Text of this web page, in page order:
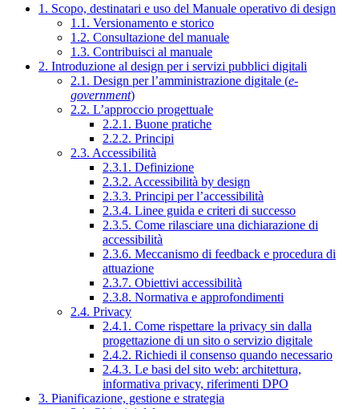
1. Scopo, destinatari e uso del Manuale operativo di design
1.1. Versionamento e storico
1.2. Consultazione del manuale
1.3. Contribuisci al manuale
2. Introduzione al design per i servizi pubblici digitali
2.1. Design per l’amministrazione digitale (e-
government)
2.2. L’approccio progettuale
2.2.1. Buone pratiche
2.2.2. Principi
2.3. Accessibilità
2.3.1. Definizione
2.3.2. Accessibilità by design
2.3.3. Principi per l’accessibilità
2.3.4. Linee guida e criteri di successo
2.3.5. Come rilasciare una dichiarazione di
accessibilità
2.3.6. Meccanismo di feedback e procedura di
attuazione
2.3.7. Obiettivi accessibilità
2.3.8. Normativa e approfondimenti
2.4. Privacy
2.4.1. Come rispettare la privacy sin dalla
progettazione di un sito o servizio digitale
2.4.2. Richiedi il consenso quando necessario
2.4.3. Le basi del sito web: architettura,
informativa privacy, riferimenti DPO
3. Pianificazione, gestione e strategia